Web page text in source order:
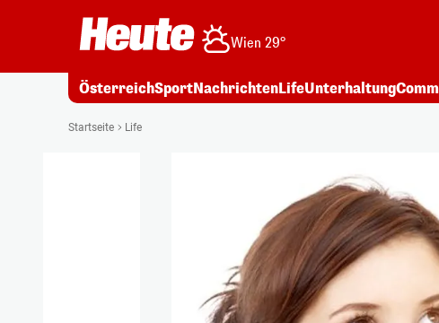
Wien 29°
ÖsterreichSportNachrichtenLifeUnterhaltung
Startseite Life